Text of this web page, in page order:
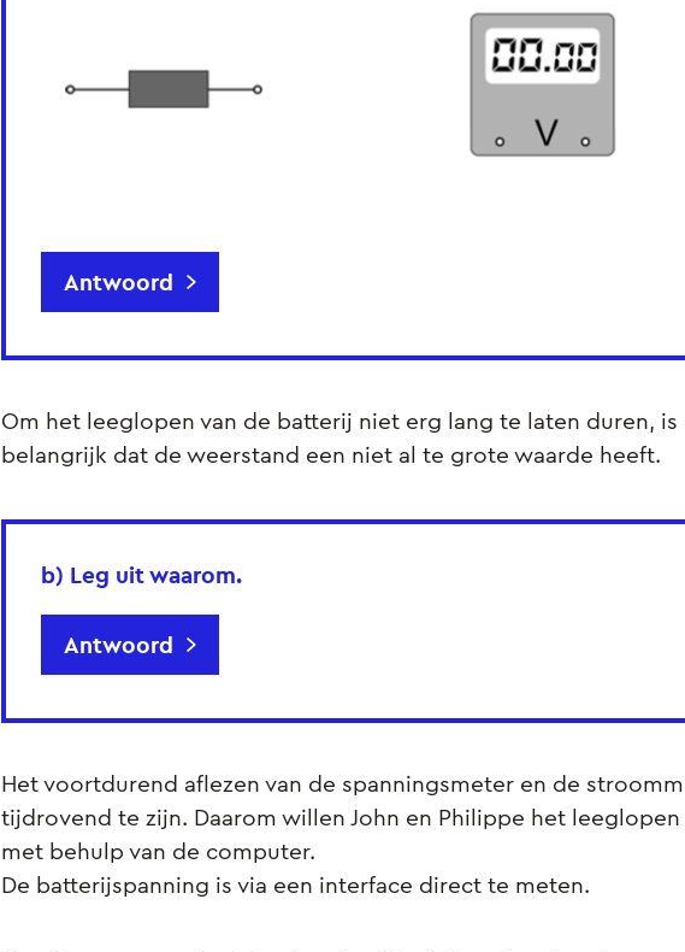
Antwoord
Om het leeglopen van de batterij niet erg lang te laten duren, is
belangrijk dat de weerstand een niet al te grote waarde heeft.
b) Leg uit waarom.
Antwoord
Het voortdurend aflezen van de spanningsmeter en de
tijdrovend te zijn. Daarom willen John en Philippe het
met behulp van de computer.
De batterijspanning is via een interface direct te meten.